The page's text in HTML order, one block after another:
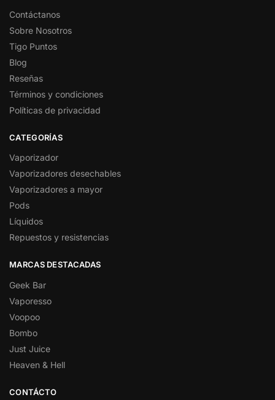
Contáctanos
Sobre Nosotros
Tigo Puntos
Blog
Reseñas
Términos y condiciones
Políticas de privacidad
CATEGORÍAS
Vaporizador
Vaporizadores desechables
Vaporizadores a mayor
Pods
Líquidos
Repuestos y resistencias
MARCAS DESTACADAS
Geek Bar
Vaporesso
Voopoo
Bombo
Just Juice
Heaven & Hell
CONTÁCTO